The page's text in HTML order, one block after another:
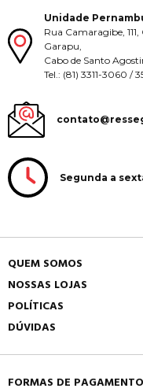
Unidade
Rua Camaragibe, 111,
Garapu,
Cabo de Santo
Tel.: (81) 3311-3060 /
Segunda a
QUEM SOMOS
NOSSAS LOJAS
POLÍTICAS
DÚVIDAS
FORMAS DE PAGAMENTO